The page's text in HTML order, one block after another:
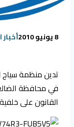
8 يونيو 2010
تدين منظمة سياج
في محافظة
القانون على